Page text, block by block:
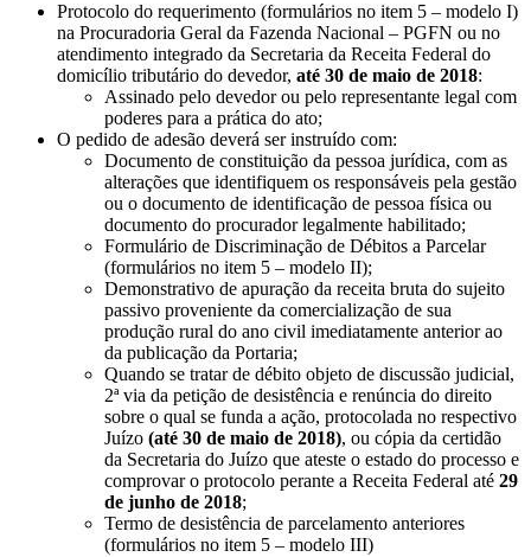
Protocolo do requerimento (formulários no item 5 – modelo I)
na Procuradoria Geral da Fazenda Nacional – PGFN ou no
atendimento integrado da Secretaria da Receita Federal do
domicílio tributário do devedor, até 30 de maio de 2018:
Assinado pelo devedor ou pelo representante legal com
poderes para a prática do ato;
O pedido de adesão deverá ser instruído com:
Documento de constituição da pessoa jurídica, com as
alterações que identifiquem os responsáveis pela gestão
ou o documento de identificação de pessoa física ou
documento do procurador legalmente habilitado;
Formulário de Discriminação de Débitos a Parcelar
(formulários no item 5 – modelo II);
Demonstrativo de apuração da receita bruta do sujeito
passivo proveniente da comercialização de sua
produção rural do ano civil imediatamente anterior ao
da publicação da Portaria;
Quando se tratar de débito objeto de discussão judicial,
2ª via da petição de desistência e renúncia do direito
sobre o qual se funda a ação, protocolada no respectivo
Juízo (até 30 de maio de 2018), ou cópia da certidão
da Secretaria do Juízo que ateste o estado do processo e
comprovar o protocolo perante a Receita Federal até 29
de junho de 2018;
Termo de desistência de parcelamento anteriores
(formulários no item 5 – modelo III)